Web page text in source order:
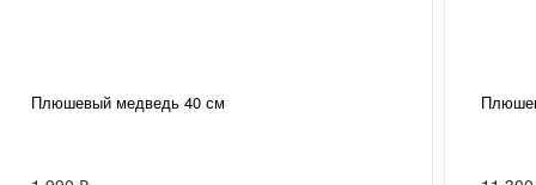
Плюшевый медведь 40 см